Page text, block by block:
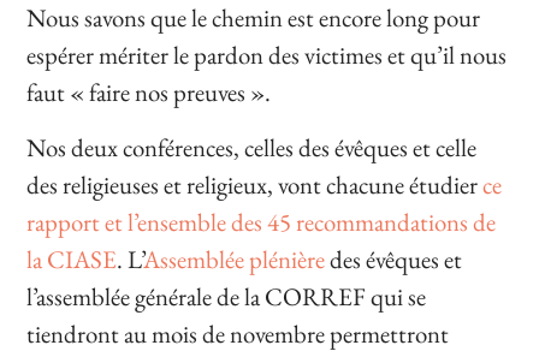
Nous savons que le chemin est encore long pour
espérer mériter le pardon des victimes et qu’il nous
faut « faire nos preuves ».
Nos deux conférences, celles des évêques et celle
des religieuses et religieux, vont chacune étudierce
rapport et l’ensemble des 45 recommandations de
la CIASE. L’Assemblée plénièredes évêques et
l’assemblée générale de la CORREF qui se
tiendront au mois de novembre permettront